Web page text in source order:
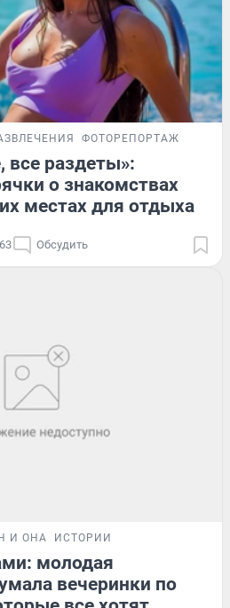
ФОТОРЕПОРТАЖ
раздеты»:
о знакомствах
местах для отдыха
Обсудить
И ОНА ИСТОРИИ
молодая
вечеринки по